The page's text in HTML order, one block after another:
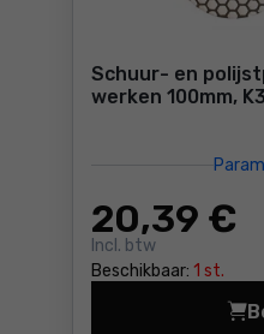
Schuur- en
werken 100mm,
20,39 €
Incl. btw
Beschikbaar: 1 st.